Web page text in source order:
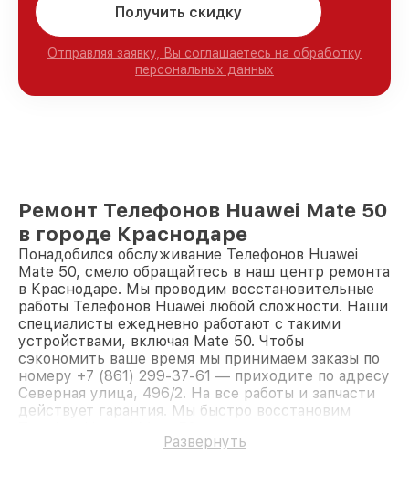
Получить скидку
Отправляя заявку, Вы соглашаетесь на обработку
персональных данных
Ремонт Телефонов Huawei Mate 50
в городе Краснодаре
Понадобился обслуживание Телефонов Huawei
Mate 50, смело обращайтесь в наш центр ремонта
в Краснодаре. Мы проводим восстановительные
работы Телефонов Huawei любой сложности. Наши
специалисты ежедневно работают с такими
устройствами, включая Mate 50. Чтобы
сэкономить ваше время мы принимаем заказы по
номеру +7 (861) 299-37-61 — приходите по адресу
Северная улица, 496/2. На все работы и запчасти
действует гарантия. Мы быстро восстановим
Развернуть